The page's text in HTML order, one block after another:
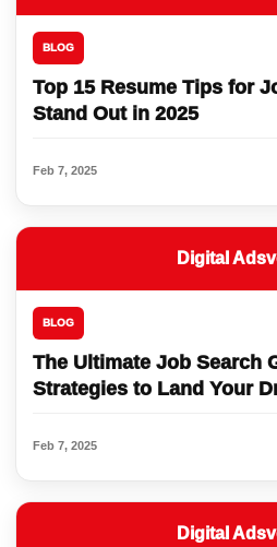
BLOG
Top 15 Resume Tips for
Stand Out in 2025
Feb 7, 2025
Digital
BLOG
The Ultimate Job Search
Strategies to Land Your
Feb 7, 2025
Digital